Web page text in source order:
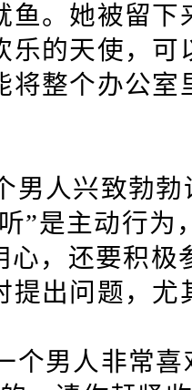
鱼。她被留
乐的天使，可
将整个办公
男人兴致勃
”是主动行
心，还要积
提出问题，尤
个男人非常